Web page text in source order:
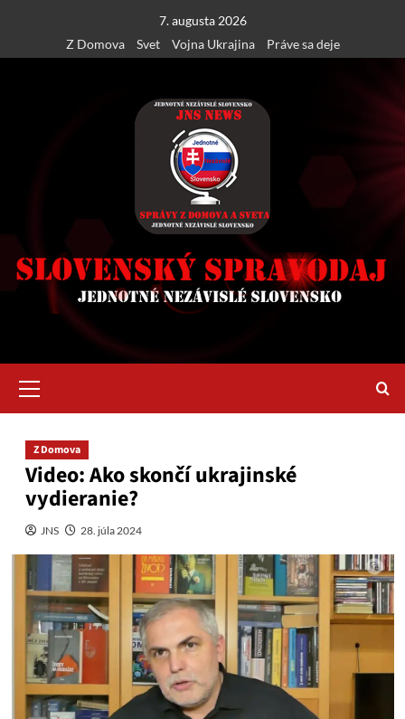
content
7. augusta 2026
Z Domova
Svet Vojna Ukrajina Práve sa deje
Menu
Z Domova
Video: Ako skončí ukrajinské
vydieranie?
JNS 28. júla 2024